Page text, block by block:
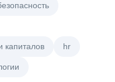
капиталов hr